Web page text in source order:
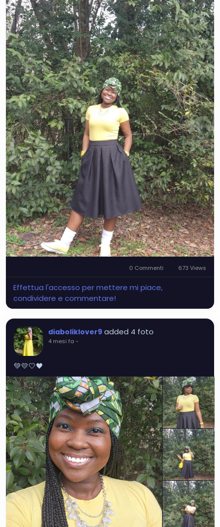
0 Commenti 673 Views
Effettua l'accesso per mettere mi piace,
condividere e commentare!
diaboliklover9 added 4 foto
4 mesi fa -
💚💛🤍🖤